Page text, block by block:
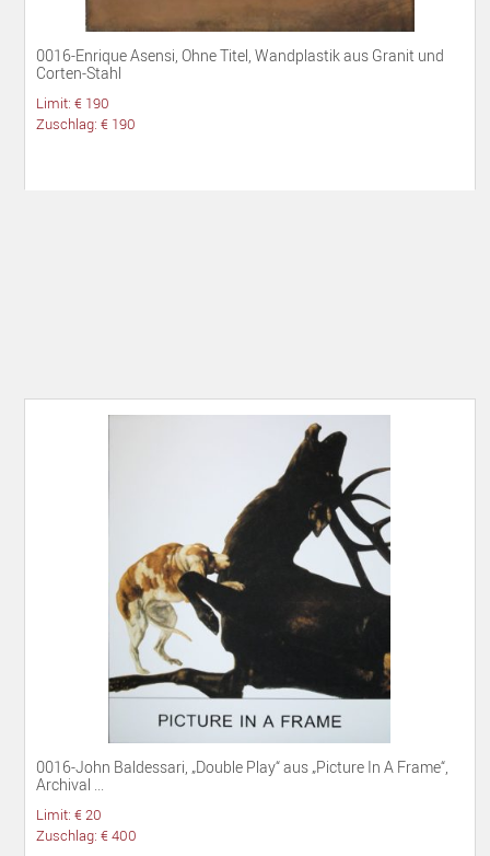
0016-Enrique Asensi, Ohne Titel, Wandplastik aus Granit und
Corten-Stahl
Limit: € 190
Zuschlag: € 190
0016-John Baldessari, „Double Play“ aus „Picture In A Frame“,
Archival ...
Limit: € 20
Zuschlag: € 400